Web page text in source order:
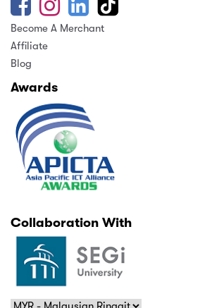
Become A Merchant
Affiliate
Blog
Awards
Collaboration With